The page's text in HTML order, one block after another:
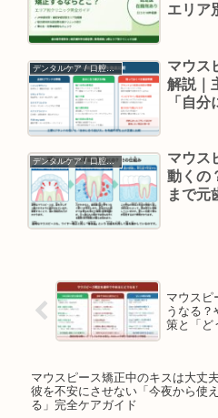
エリア
デンタルケア / 口腔ケア
マウス
解説｜
「自
デンタルケア / 口腔ケア
マウス
動くの
まで元
マウスピ
うなる？
策と「ど
マウスピース矯正中のキスは大丈
彼を不安にさせない「今夜から使え
る」完全ケアガイド